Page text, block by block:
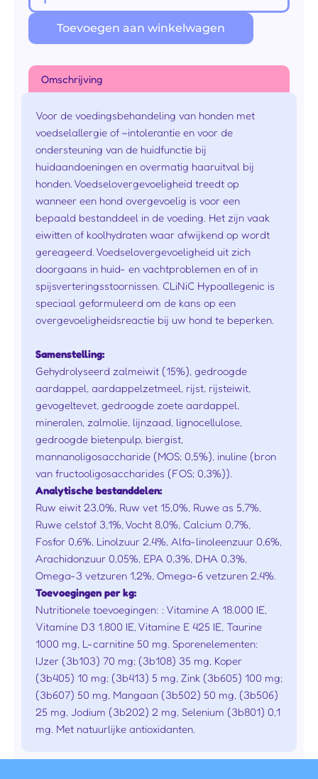
gehydrolyseerde
2,5
kg
aantal
Toevoegen aan winkelwagen
Omschrijving
Voor de voedingsbehandeling van honden met
voedselallergie of –intolerantie en voor de
ondersteuning van de huidfunctie bij
huidaandoeningen en overmatig haaruitval bij
honden. Voedselovergevoeligheid treedt op
wanneer een hond overgevoelig is voor een
bepaald bestanddeel in de voeding. Het zijn vaak
eiwitten of koolhydraten waar afwijkend op wordt
gereageerd. Voedselovergevoeligheid uit zich
doorgaans in huid- en vachtproblemen en of in
spijsverteringsstoornissen. CLiNiC Hypoallegenic is
speciaal geformuleerd om de kans op een
overgevoeligheidsreactie bij uw hond te beperken.
Samenstelling:
Gehydrolyseerd zalmeiwit (15%), gedroogde
aardappel, aardappelzetmeel, rijst, rijsteiwit,
gevogeltevet, gedroogde zoete aardappel,
mineralen, zalmolie, lijnzaad, lignocellulose,
gedroogde bietenpulp, biergist,
mannanoligosaccharide (MOS; 0,5%), inuline (bron
van fructooligosaccharides (FOS; 0,3%)).
Analytische bestanddelen:
Ruw eiwit 23,0%, Ruw vet 15,0%, Ruwe as 5,7%,
Ruwe celstof 3,1%, Vocht 8,0%, Calcium 0,7%,
Fosfor 0,6%, Linolzuur 2,4%, Alfa-linoleenzuur 0,6%,
Arachidonzuur 0,05%, EPA 0,3%, DHA 0,3%,
Omega-3 vetzuren 1,2%, Omega-6 vetzuren 2,4%.
Toevoegingen per kg:
Nutritionele toevoegingen: : Vitamine A 18.000 IE,
Vitamine D3 1.800 IE, Vitamine E 425 IE, Taurine
1000 mg, L-carnitine 50 mg. Sporenelementen:
IJzer (3b103) 70 mg; (3b108) 35 mg, Koper
(3b405) 10 mg; (3b413) 5 mg, Zink (3b605) 100 mg;
(3b607) 50 mg, Mangaan (3b502) 50 mg, (3b506)
25 mg, Jodium (3b202) 2 mg, Selenium (3b801) 0,1
mg. Met natuurlijke antioxidanten.